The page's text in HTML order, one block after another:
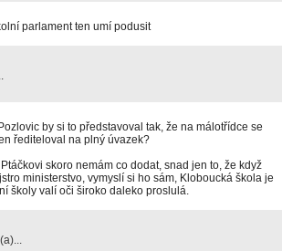
parlament ten umí podusit
by si to představoval tak, že na málotřídce se
řediteloval na plný úvazek?
skoro nemám co dodat, snad jen to, že když
ministerstvo, vymyslí si ho sám, Kloboucká škola je
školy valí oči široko daleko proslulá.